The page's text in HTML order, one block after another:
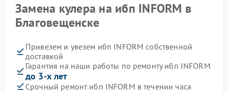
Замена кулера на ибп INFORM в
Благовещенске
Привезем и увезем ибп INFORM собственной
доставкой
Гарантия на наши работы по ремонту ибп INFORM
до 3-х лет
Срочный ремонт ибп INFORM в течении часа